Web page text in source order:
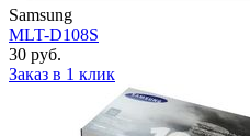
Samsung
MLT-D108S
30 руб.
Заказ в 1 клик